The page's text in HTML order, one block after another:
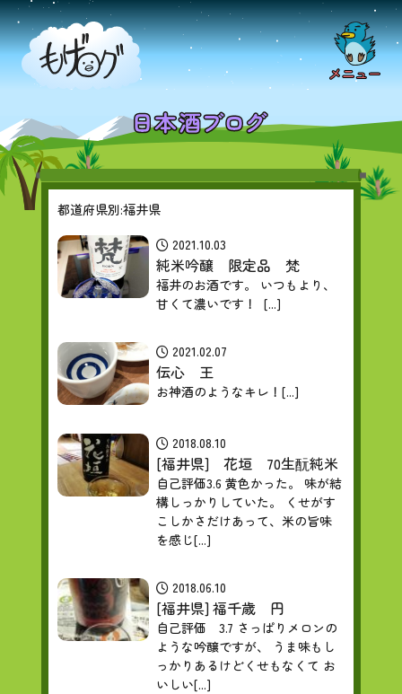
都道府県別:福井県
2021.10.03
純米吟醸 限定品 梵
福井のお酒です。 いつもより、
甘くて濃いです！ [...]
2021.02.07
伝心 王
お神酒のようなキレ！[...]
2018.08.10
[福井県] 花垣 70生酛純米
自己評価3.6 黄色かった。 味が結
構しっかりしていた。 くせがす
こしかさだけあって、米の旨味
を感じ[...]
2018.06.10
[福井県] 福千歳 円
自己評価 3.7 さっぱりメロンの
ような吟醸ですが、 うま味もし
っかりあるけどくせもなくて お
いしい[...]